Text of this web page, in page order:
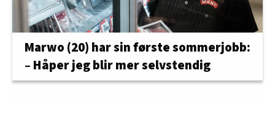
Marwo (20) har sin første sommerjobb:
– Håper jeg blir mer selvstendig